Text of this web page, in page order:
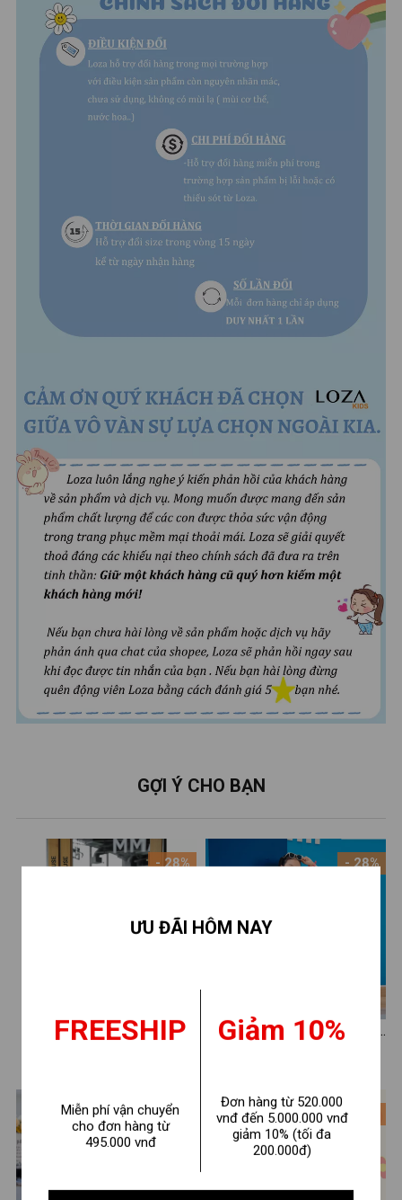
GỢI Ý CHO BẠN
- 28%
Set bộ bé gái in hình
- 36%
- 28%
Set bộ bé gái in hình Labubu
- 28%
ƯU ĐÃI HÔM NAY
FREESHIP
Miễn phí vận chuyển
cho đơn hàng từ
495.000 vnđ
Giảm 10%
Đơn hàng từ 520.000
vnđ đến 5.000.000 vnđ
giảm 10% (tối đa
200.000đ)